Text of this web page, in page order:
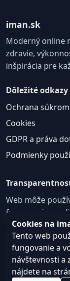
iman.sk
Moderný online
zdravie,
inšpirácia pre
Dôležité odkazy
Ochrana
Cookies
GDPR a práva
Podmienky
Web môže
fungovanie a
zlepšovanie
Nastavenie
© 2026
Cookies na
Tento web
fungovanie a
návštevnosti a
nájdete na